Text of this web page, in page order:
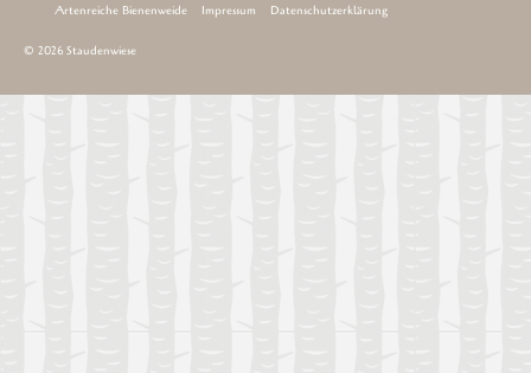
Artenreiche Bienenweide Impressum Datenschutzerklärung
© 2026 Staudenwiese